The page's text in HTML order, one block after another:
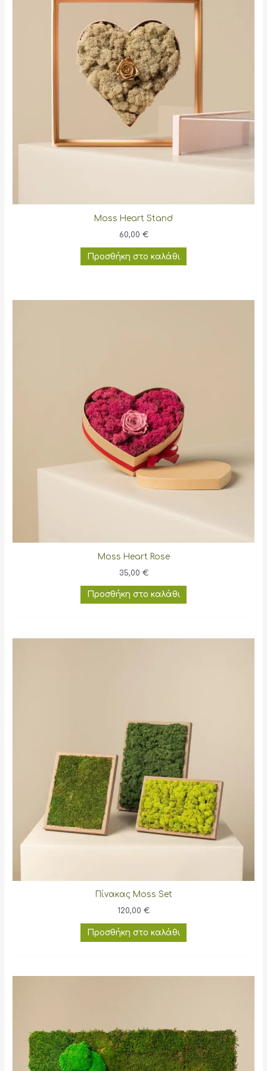
Moss Heart Stand
60,00 €
Προσθήκη στο καλάθι
Moss Heart Rose
35,00 €
Προσθήκη στο καλάθι
Πίνακας Moss Set
120,00 €
Προσθήκη στο καλάθι